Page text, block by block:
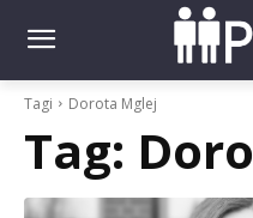
Tagi Dorota Mglej
Tag: